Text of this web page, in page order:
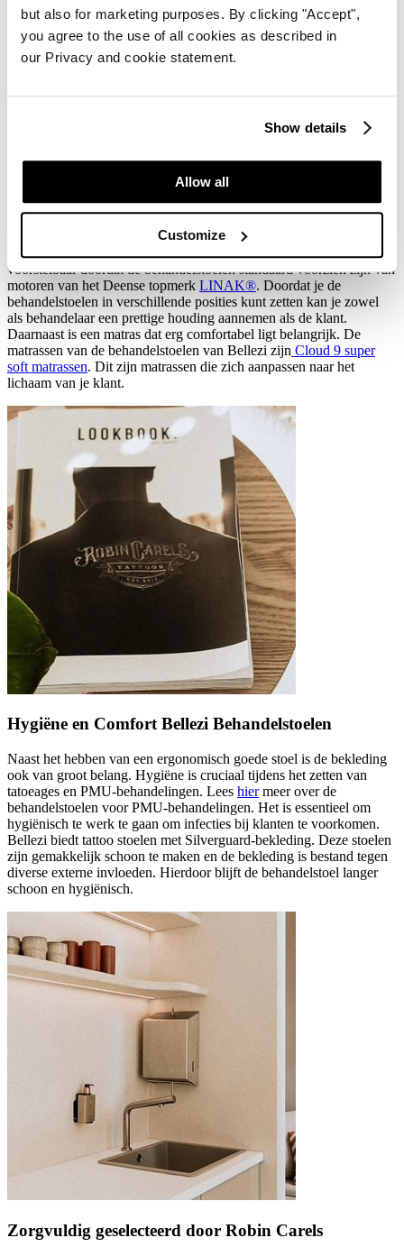
but also for marketing purposes. By clicking "Accept",
you agree to the use of all cookies as described in
our Privacy and cookie statement.
Show details
Allow all
Customize
Hoogwaardige Tattoo Stoel
Wanneer je, zoals Robin, op zoek bent naar een hoogwaardige
tattoo stoel, is het belangrijk om een stoel te kiezen die gemakkelijk
verstelbaar is. De stoelen van Bellezi zijn allemaal elektrisch
voorstelbaar doordat de behandelstoelen standaard voorzien zijn van
motoren van het Deense topmerk LINAK®. Doordat je de
behandelstoelen in verschillende posities kunt zetten kan je zowel
als behandelaar een prettige houding aannemen als de klant.
Daarnaast is een matras dat erg comfortabel ligt belangrijk. De
matrassen van de behandelstoelen van Bellezi zijn Cloud 9 super
soft matrassen. Dit zijn matrassen die zich aanpassen naar het
lichaam van je klant.
Hygiëne en Comfort Bellezi Behandelstoelen
Naast het hebben van een ergonomisch goede stoel is de bekleding
ook van groot belang. Hygiëne is cruciaal tijdens het zetten van
tatoeages en PMU-behandelingen. Lees hiermeer over de
behandelstoelen voor PMU-behandelingen. Het is essentieel om
hygiënisch te werk te gaan om infecties bij klanten te voorkomen.
Bellezi biedt tattoo stoelen met Silverguard-bekleding. Deze stoelen
zijn gemakkelijk schoon te maken en de bekleding is bestand tegen
diverse externe invloeden. Hierdoor blijft de behandelstoel langer
schoon en hygiënisch.
Zorgvuldig geselecteerd door Robin Carels